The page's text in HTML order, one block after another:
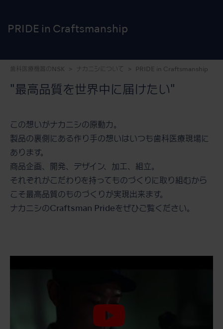
PRIDE in Craftsmanship
歯科医療機器のNSK ナカニシについて PRIDE in Craftsmanship
"最高品質を世界中に届けたい"
この想いがナカニシの原動力。
製品の裏側にある作り手の想いはいつも歯科医療現場に
あります。
商品企画、開発、デザイン、加工、組立。
それぞれがこだわりを持ってものづくりに取り組むから
こそ最高品質のものづくりが実現出来ます。
ナカニシのCraftsman Prideをぜひご覧ください。